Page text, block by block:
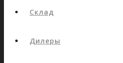
Склад
Дилеры